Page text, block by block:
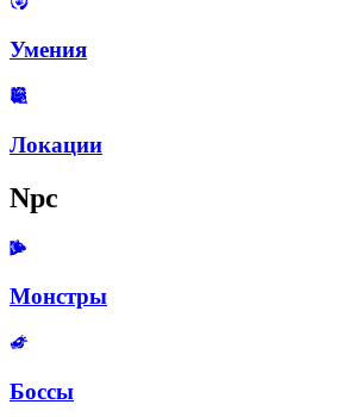
Умения
Локации
Npc
Монстры
Боссы